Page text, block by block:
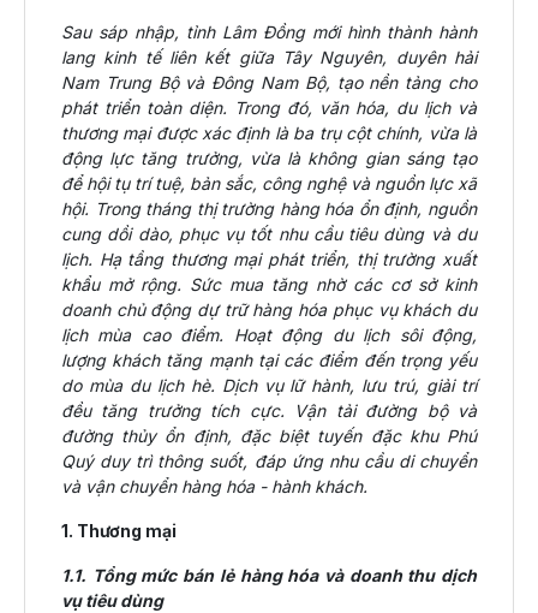
Sau sáp nhập, tỉnh Lâm Đồng mới hình thành hành
lang kinh tế liên kết giữa Tây Nguyên, duyên hải
Nam Trung Bộ và Đông Nam Bộ, tạo nền tảng cho
phát triển toàn diện. Trong đó, văn hóa, du lịch và
thương mại được xác định là ba trụ cột chính, vừa là
động lực tăng trưởng, vừa là không gian sáng tạo
để hội tụ trí tuệ, bản sắc, công nghệ và nguồn lực xã
hội. Trong tháng thị trường hàng hóa ổn định, nguồn
cung dồi dào, phục vụ tốt nhu cầu tiêu dùng và du
lịch. Hạ tầng thương mại phát triển, thị trường xuất
khẩu mở rộng. Sức mua tăng nhờ các cơ sở kinh
doanh chủ động dự trữ hàng hóa phục vụ khách du
lịch mùa cao điểm. Hoạt động du lịch sôi động,
lượng khách tăng mạnh tại các điểm đến trọng yếu
do mùa du lịch hè. Dịch vụ lữ hành, lưu trú, giải trí
đều tăng trưởng tích cực. Vận tải đường bộ và
đường thủy ổn định, đặc biệt tuyến đặc khu Phú
Quý duy trì thông suốt, đáp ứng nhu cầu di chuyển
và vận chuyển hàng hóa - hành khách.
1. Thương mại
1.1. Tổng mức bán lẻ hàng hóa và doanh thu dịch
vụ tiêu dùng